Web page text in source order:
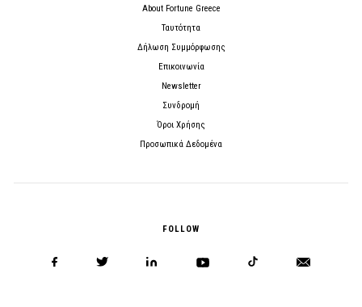
About Fortune Greece
Ταυτότητα
Δήλωση Συμμόρφωσης
Επικοινωνία
Newsletter
Συνδρομή
Όροι Χρήσης
Προσωπικά Δεδομένα
FOLLOW